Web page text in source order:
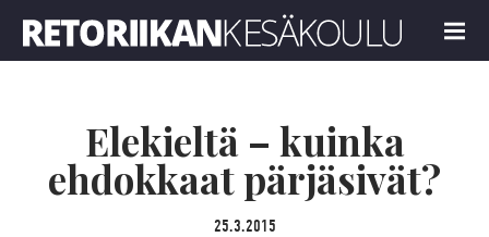
MENU
Elekieltä – kuinka
ehdokkaat pärjäsivät?
25.3.2015